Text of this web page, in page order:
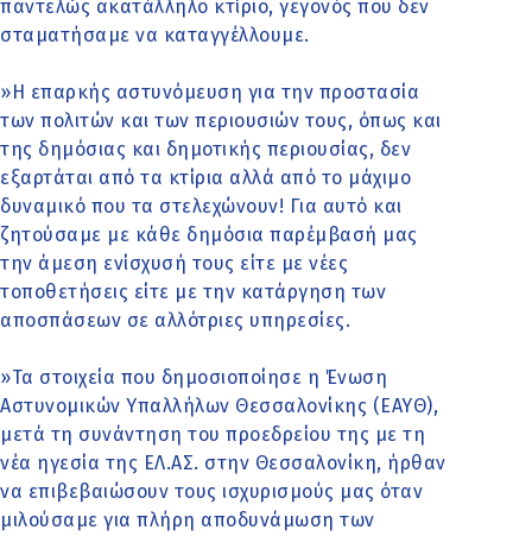
παντελώς ακατάλληλο κτίριο, γεγονός που δεν
σταματήσαμε να καταγγέλλουμε.
»Η επαρκής αστυνόμευση για την προστασία
των πολιτών και των περιουσιών τους, όπως και
της δημόσιας και δημοτικής περιουσίας, δεν
εξαρτάται από τα κτίρια αλλά από το μάχιμο
δυναμικό που τα στελεχώνουν! Για αυτό και
ζητούσαμε με κάθε δημόσια παρέμβασή μας
την άμεση ενίσχυσή τους είτε με νέες
τοποθετήσεις είτε με την κατάργηση των
αποσπάσεων σε αλλότριες υπηρεσίες.
»Τα στοιχεία που δημοσιοποίησε η Ένωση
Αστυνομικών Υπαλλήλων Θεσσαλονίκης (ΕΑΥΘ),
μετά τη συνάντηση του προεδρείου της με τη
νέα ηγεσία της ΕΛ.ΑΣ. στην Θεσσαλονίκη, ήρθαν
να επιβεβαιώσουν τους ισχυρισμούς μας όταν
μιλούσαμε για πλήρη αποδυνάμωση των